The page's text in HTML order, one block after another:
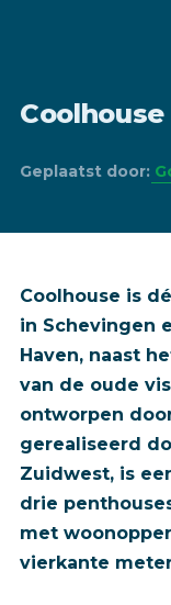
Coolhouse
Geplaatst door:
Coolhouse is
in Schevingen
Haven, naast
van de oude
ontworpen
gerealiseerd
Zuidwest, is
drie
met
vierkante